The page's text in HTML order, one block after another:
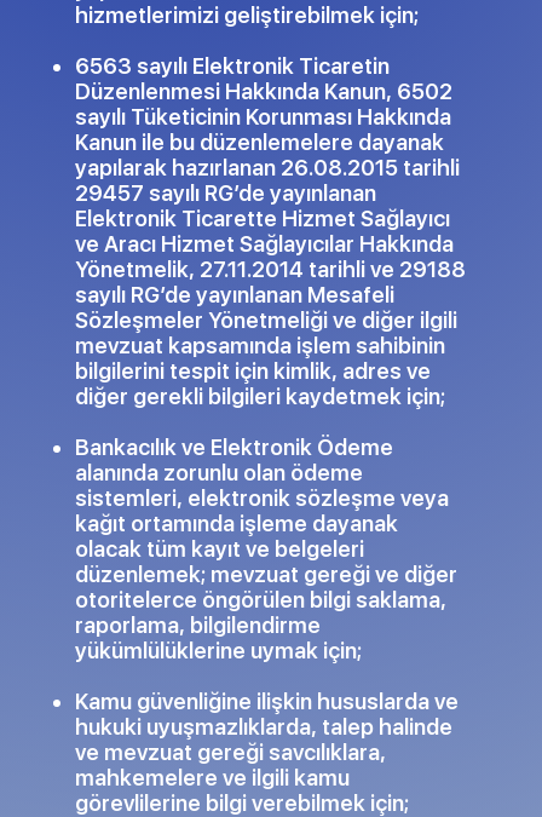
hizmetlerimizi geliştirebilmek için;
6563 sayılı Elektronik Ticaretin
Düzenlenmesi Hakkında Kanun, 6502
sayılı Tüketicinin Korunması Hakkında
Kanun ile bu düzenlemelere dayanak
yapılarak hazırlanan 26.08.2015 tarihli
29457 sayılı RG’de yayınlanan
Elektronik Ticarette Hizmet Sağlayıcı
ve Aracı Hizmet Sağlayıcılar Hakkında
Yönetmelik, 27.11.2014 tarihli ve 29188
sayılı RG’de yayınlanan Mesafeli
Sözleşmeler Yönetmeliği ve diğer ilgili
mevzuat kapsamında işlem sahibinin
bilgilerini tespit için kimlik, adres ve
diğer gerekli bilgileri kaydetmek için;
Bankacılık ve Elektronik Ödeme
alanında zorunlu olan ödeme
sistemleri, elektronik sözleşme veya
kağıt ortamında işleme dayanak
olacak tüm kayıt ve belgeleri
düzenlemek; mevzuat gereği ve diğer
otoritelerce öngörülen bilgi saklama,
raporlama, bilgilendirme
yükümlülüklerine uymak için;
Kamu güvenliğine ilişkin hususlarda ve
hukuki uyuşmazlıklarda, talep halinde
ve mevzuat gereği savcılıklara,
mahkemelere ve ilgili kamu
görevlilerine bilgi verebilmek için;